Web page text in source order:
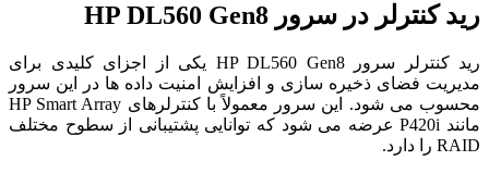
رید کنترلر در سرور HP DL560 Gen8
رید کنترلر سرور HP DL560 Gen8 یکی از اجزای کلیدی برای
مدیریت فضای ذخیره سازی و افزایش امنیت داده ها در این سرور
محسوب می شود. این سرور معمولاً با کنترلرهای HP Smart Array
مانند P420i عرضه می شود که توانایی پشتیبانی از سطوح مختلف
RAID را دارد.